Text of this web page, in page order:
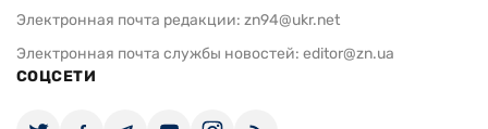
Электронная почта редакции: zn94@ukr.net
Электронная почта службы новостей: editor@zn.ua
СОЦСЕТИ